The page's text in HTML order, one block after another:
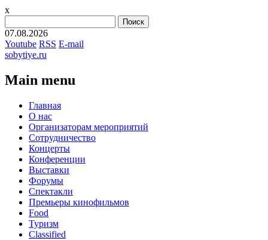
x
07.08.2026
Youtube RSS E-mail
sobytiye.ru
Main menu
Skip
content
Главная
О нас
Организаторам мероприятий
Сотрудничество
Концерты
Конференции
Выставки
Форумы
Спектакли
Премьеры кинофильмов
Food
Туризм
Сlassified